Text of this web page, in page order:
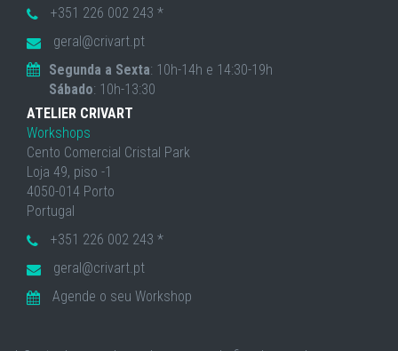
+351 226 002 243 *
geral@crivart.pt
Segunda a Sexta: 10h-14h e 14:30-19h
Sábado: 10h-13:30
ATELIER CRIVART
Workshops
Cento Comercial Cristal Park
Loja 49, piso -1
4050-014 Porto
Portugal
+351 226 002 243 *
geral@crivart.pt
Agende o seu Workshop